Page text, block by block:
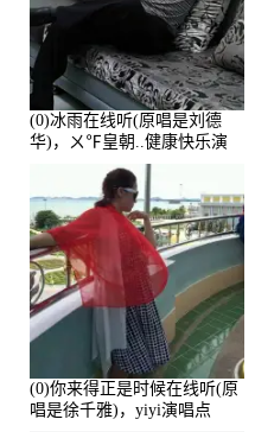
(0)冰雨在线听(原唱是刘德
华)，ㄨ℉皇朝..健康快乐演
唱点播:26643次
(0)你来得正是时候在线听(原
唱是徐千雅)，yiyi演唱点